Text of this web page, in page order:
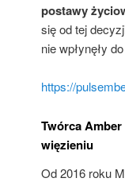
postawy
się od tej
nie wpłynęły
https://
Twórca
więzieniu
Od 2016 roku